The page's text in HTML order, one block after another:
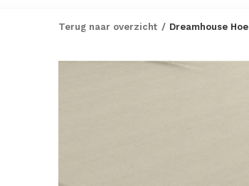
Terug naar overzicht Dreamhouse